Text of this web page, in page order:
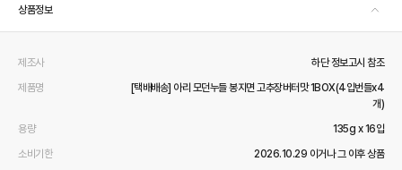
상품정보
제조사
하단 정보고시 참조
제품명
[택배배송] 아리 모던누들 봉지면 고추장버터맛 1BOX(4입번들x4
개)
용량
135g x 16입
소비기한
2026.10.29 이거나 그 이후 상품